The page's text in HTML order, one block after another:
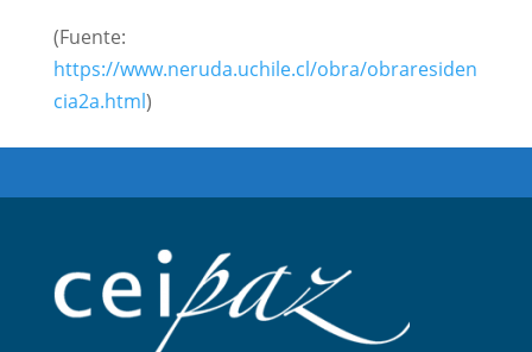
(Fuente:
https://www.neruda.uchile.cl/obra/obraresiden
cia2a.html)